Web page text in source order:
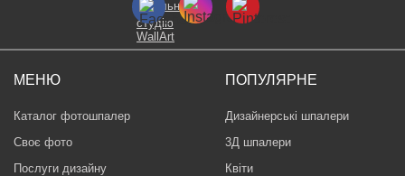
МЕНЮ
Каталог фотошпалер
Своє фото
Послуги дизайну
ПОПУЛЯРНЕ
Дизайнерські шпалери
3Д шпалери
Квіти